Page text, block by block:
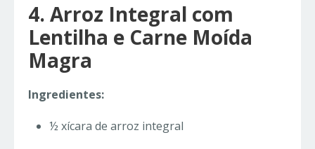
4. Arroz Integral com
Lentilha e Carne Moída
Magra
Ingredientes:
½ xícara de arroz integral